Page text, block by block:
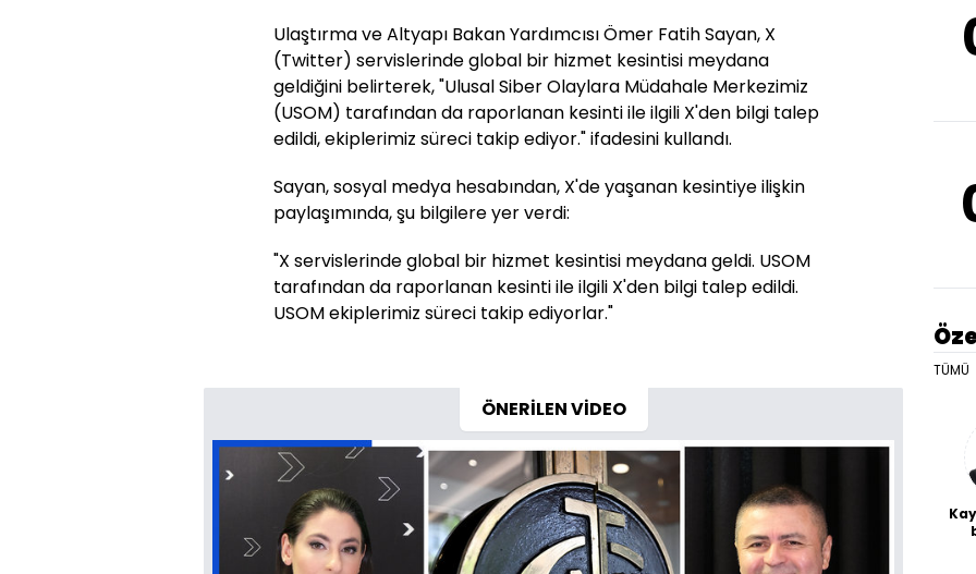
Ulaştırma ve Altyapı Bakan Yardımcısı Ömer Fatih Sayan, X
(Twitter) servislerinde global bir hizmet kesintisi meydana
geldiğini belirterek, "Ulusal Siber Olaylara Müdahale Merkezimiz
(USOM) tarafından da raporlanan kesinti ile ilgili X'den bilgi talep
edildi, ekiplerimiz süreci takip ediyor." ifadesini kullandı.
Sayan, sosyal medya hesabından, X'de yaşanan kesintiye ilişkin
paylaşımında, şu bilgilere yer verdi:
"X servislerinde global bir hizmet kesintisi meydana geldi. USOM
tarafından da raporlanan kesinti ile ilgili X'den bilgi talep edildi.
USOM ekiplerimiz süreci takip ediyorlar."
ÖNERİLEN VİDEO
TÜMÜ